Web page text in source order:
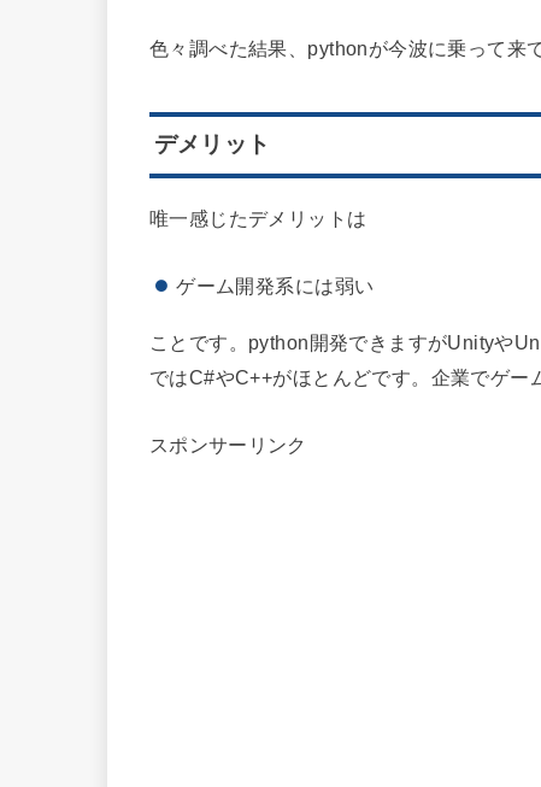
色々調べた結果、pythonが今波に乗って来
デメリット
唯一感じたデメリットは
ゲーム開発系には弱い
ことです。python開発できますがUnityや
ではC#やC++がほとんどです。企業でゲー
スポンサーリンク